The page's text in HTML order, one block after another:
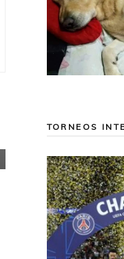
TORNEOS